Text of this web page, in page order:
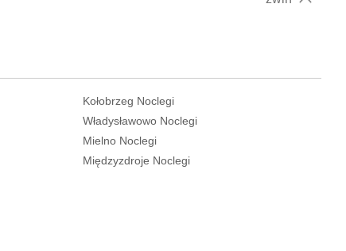
Kołobrzeg Noclegi
Władysławowo Noclegi
Mielno Noclegi
Międzyzdroje Noclegi